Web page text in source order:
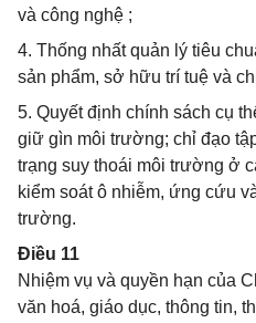
và công nghệ ;
4. Thống nhất quản lý tiêu
sản phẩm, sở hữu trí tuệ và
5. Quyết định chính sách cụ
giữ gìn môi trường; chỉ đạo
trạng suy thoái môi trường ở
kiểm soát ô nhiễm, ứng cứu
trường.
Điều 11
Nhiệm vụ và quyền hạn của
văn hoá, giáo dục, thông tin,